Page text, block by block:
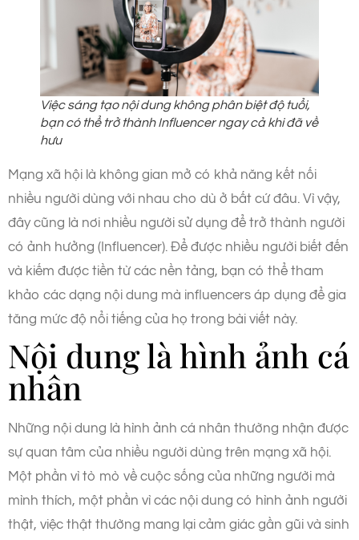
Việc sáng tạo nội dung không phân biệt độ tuổi,
bạn có thể trở thành Influencer ngay cả khi đã về
hưu
Mạng xã hội là không gian mở có khả năng kết nối
nhiều người dùng với nhau cho dù ở bất cứ đâu. Vì vậy,
đây cũng là nơi nhiều người sử dụng để trở thành người
có ảnh hưởng (Influencer). Để được nhiều người biết đến
và kiếm được tiền từ các nền tảng, bạn có thể tham
khảo các dạng nội dung mà influencers áp dụng để gia
tăng mức độ nổi tiếng của họ trong bài viết này.
Nội dung là hình ảnh cá
nhân
Những nội dung là hình ảnh cá nhân thường nhận được
sự quan tâm của nhiều người dùng trên mạng xã hội.
Một phần vì tò mò về cuộc sống của những người mà
mình thích, một phần vì các nội dung có hình ảnh người
thật, việc thật thường mang lại cảm giác gần gũi và sinh